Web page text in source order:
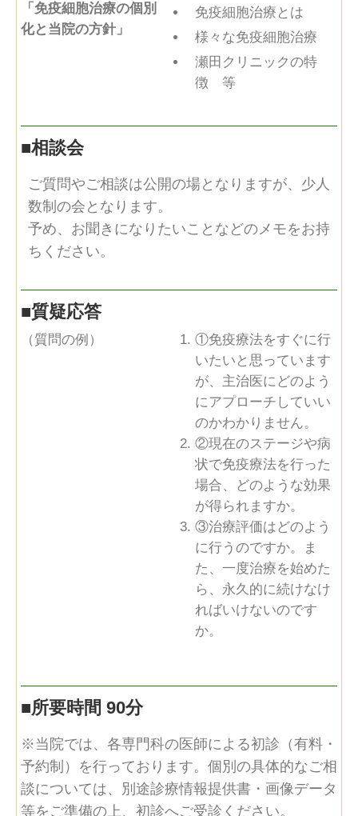
「免疫細胞治療の個別
化と当院の方針」
免疫細胞治療とは
様々な免疫細胞治療
瀬田クリニックの特
徴 等
■相談会
ご質問やご相談は公開の場となりますが、少人
数制の会となります。
予め、お聞きになりたいことなどのメモをお持
ちください。
■質疑応答
（質問の例）
①免疫療法をすぐに行
いたいと思っています
が、主治医にどのよう
にアプローチしていい
のかわかりません。
②現在のステージや病
状で免疫療法を行った
場合、どのような効果
が得られますか。
③治療評価はどのよう
に行うのですか。ま
た、一度治療を始めた
ら、永久的に続けなけ
ればいけないのです
か。
■所要時間 90分
※当院では、各専門科の医師による初診（有料・
予約制）を行っております。個別の具体的なご相
談については、別途診療情報提供書・画像データ
等をご準備の上、初診へご受診ください。